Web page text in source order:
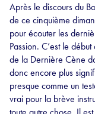
Après le discours du
de ce cinquième
pour écouter les
Passion. C’est le
de la Dernière Cène
donc encore plus
presque comme un
vrai pour la brève